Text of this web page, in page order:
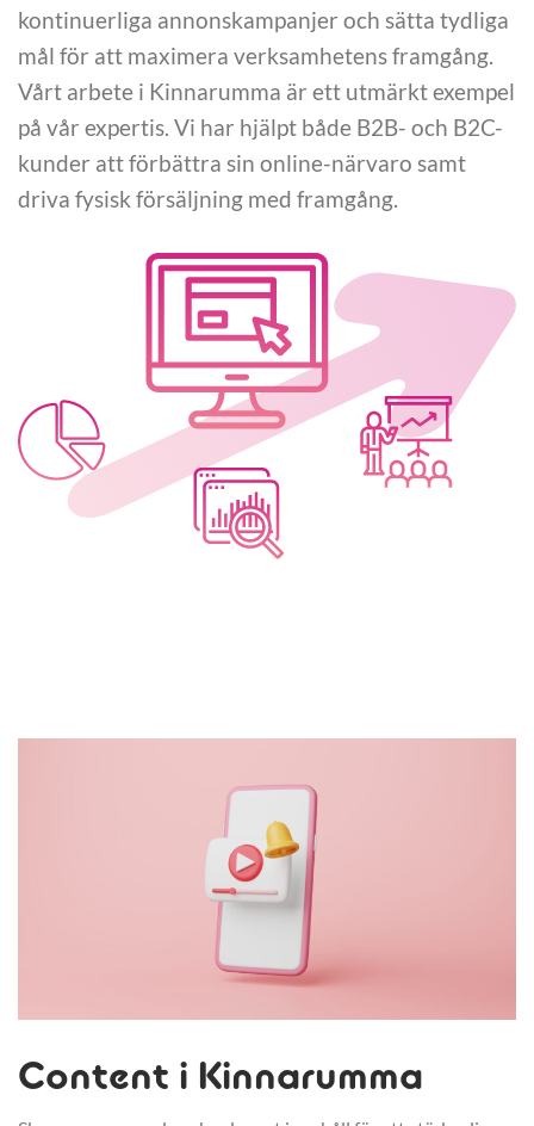
kontinuerliga annonskampanjer och sätta tydliga
mål för att maximera verksamhetens framgång.
Vårt arbete i Kinnarumma är ett utmärkt exempel
på vår expertis. Vi har hjälpt både B2B- och B2C-
kunder att förbättra sin online-närvaro samt
driva fysisk försäljning med framgång.
Content i Kinnarumma